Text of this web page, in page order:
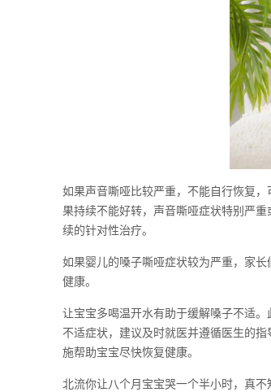
如果声音嘶哑比较严重，不能自行恢复
果持续不能好转，声音嘶哑症状特别严
续的针对性治疗。
如果婴儿的嗓子嘶哑症状较为严重，家
健康。
让宝宝多喝温开水有助于缓解嗓子不适
不适症状，建议及时就医并遵循医生的
施帮助宝宝尽快恢复健康。
北流你让八个月宝宝哭一个半小时，真